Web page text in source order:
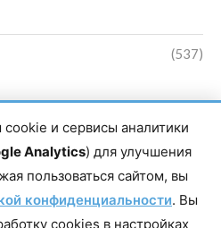
(537)
издания Магомаев Тимур Нухович.
94-34 Почта: vestiskfo@gmail.com По
и сервисы аналитики
Analytics) для улучшения
пользоваться сайтом, вы
конфиденциальности. Вы
cookies в настройках